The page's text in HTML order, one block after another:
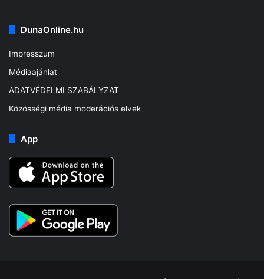
DunaOnline.hu
Impresszum
Médiaajánlat
ADATVÉDELMI SZABÁLYZAT
Közösségi média moderációs elvek
App